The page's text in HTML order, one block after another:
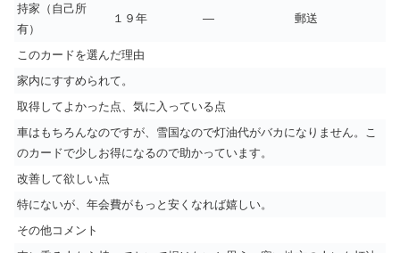
持家（自己所
有）
１９年 ― 郵送
このカードを選んだ理由
家内にすすめられて。
取得してよかった点、気に入っている点
車はもちろんなのですが、雪国なので灯油代がバカになりません。こ
のカードで少しお得になるので助かっています。
改善して欲しい点
特にないが、年会費がもっと安くなれば嬉しい。
その他コメント